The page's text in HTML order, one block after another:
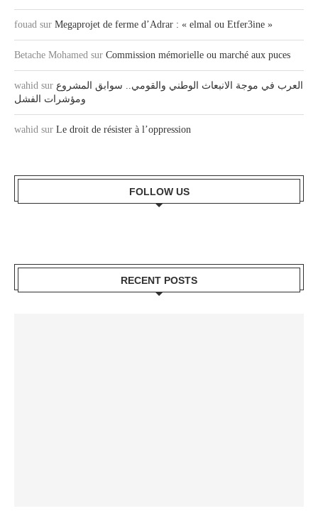
fouad sur Megaprojet de ferme d’Adrar : « elmal ou Etfer3ine »
Betache Mohamed sur Commission mémorielle ou marché aux puces
wahid sur العرب في موجة الانبعاث الوطني والقومي.. سوابق المشروع
ومؤشرات الفشل
wahid sur Le droit de résister à l’oppression
FOLLOW US
RECENT POSTS